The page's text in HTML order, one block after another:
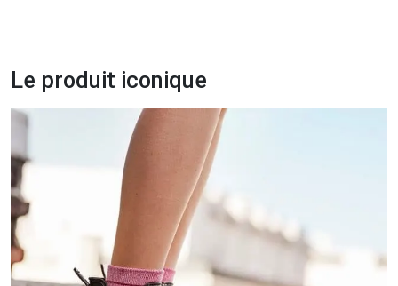
Le produit iconique